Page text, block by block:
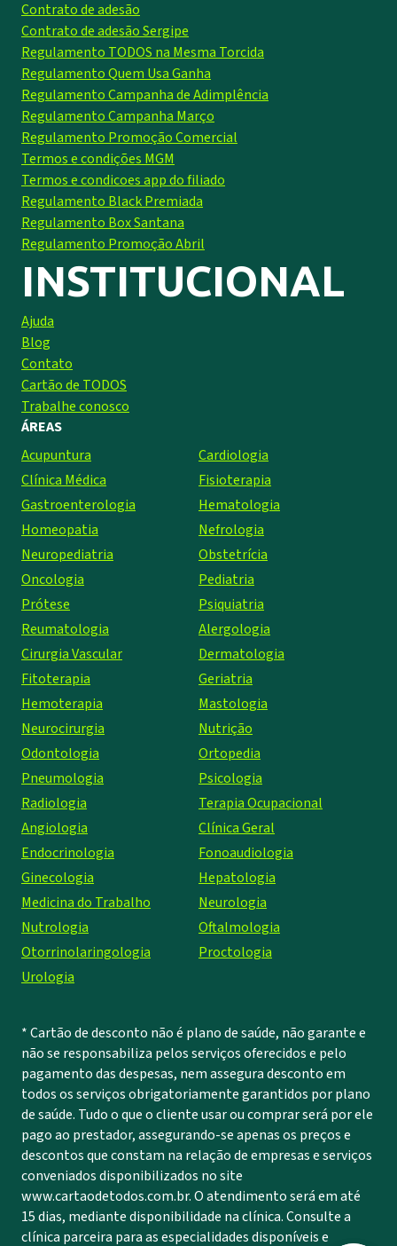
Contrato de adesão
Contrato de adesão Sergipe
Regulamento TODOS na Mesma Torcida
Regulamento Quem Usa Ganha
Regulamento Campanha de Adimplência
Regulamento Campanha Março
Regulamento Promoção Comercial
Termos e condições MGM
Termos e condicoes app do filiado
Regulamento Black Premiada
Regulamento Box Santana
Regulamento Promoção Abril
INSTITUCIONAL
Ajuda
Blog
Contato
Cartão de TODOS
Trabalhe conosco
ÁREAS
Acupuntura
Cardiologia
Clínica Médica
Fisioterapia
Gastroenterologia
Hematologia
Homeopatia
Nefrologia
Neuropediatria
Obstetrícia
Oncologia
Pediatria
Prótese
Psiquiatria
Reumatologia
Alergologia
Cirurgia Vascular
Dermatologia
Fitoterapia
Geriatria
Hemoterapia
Mastologia
Neurocirurgia
Nutrição
Odontologia
Ortopedia
Pneumologia
Psicologia
Radiologia
Terapia Ocupacional
Angiologia
Clínica Geral
Endocrinologia
Fonoaudiologia
Ginecologia
Hepatologia
Medicina do Trabalho
Neurologia
Nutrologia
Oftalmologia
Otorrinolaringologia
Proctologia
Urologia
* Cartão de desconto não é plano de saúde, não garante e
não se responsabiliza pelos serviços oferecidos e pelo
pagamento das despesas, nem assegura desconto em
todos os serviços obrigatoriamente garantidos por plano
de saúde. Tudo o que o cliente usar ou comprar será por ele
pago ao prestador, assegurando-se apenas os preços e
descontos que constam na relação de empresas e serviços
conveniados disponibilizados no site
www.cartaodetodos.com.br. O atendimento será em até
15 dias, mediante disponibilidade na clínica. Consulte a
clínica parceira para as especialidades disponíveis e